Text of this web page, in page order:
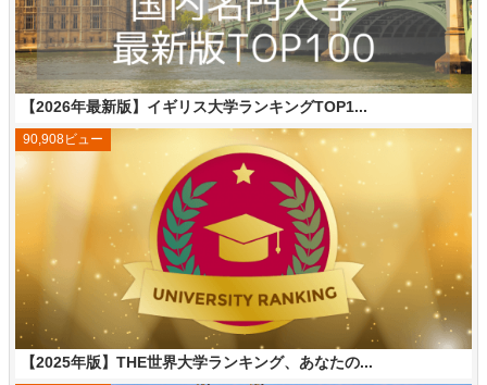
【2026年最新版】イギリス大学ランキングTOP1...
【2025年版】THE世界大学ランキング、あなたの...
90,908ビュー